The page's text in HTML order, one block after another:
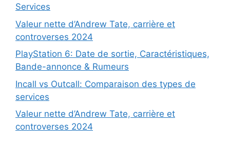
Services
Valeur nette d’Andrew Tate, carrière et
controverses 2024
PlayStation 6: Date de sortie, Caractéristiques,
Bande-annonce & Rumeurs
Incall vs Outcall: Comparaison des types de
services
Valeur nette d’Andrew Tate, carrière et
controverses 2024